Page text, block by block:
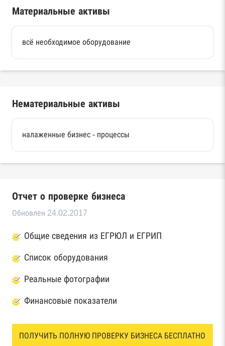
Материальные активы
всё необходимое оборудование
Нематериальные активы
налаженные бизнес - процессы
Отчет о проверке бизнеса
Обновлен 24.02.2017
Общие сведения из ЕГРЮЛ и ЕГРИП
Список оборудования
Реальные фотографии
Финансовые показатели
ПОЛУЧИТЬ ПОЛНУЮ ПРОВЕРКУ БИЗНЕСА БЕСПЛАТНО